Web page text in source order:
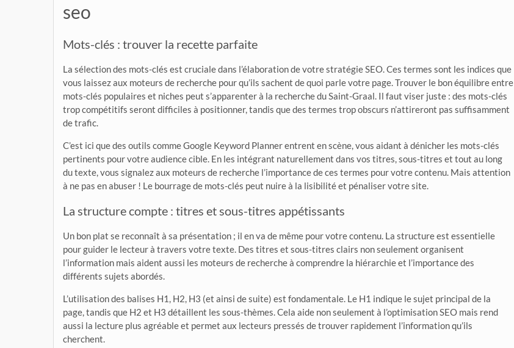
seo
Mots-clés : trouver la recette parfaite
La sélection des mots-clés est cruciale dans l’élaboration de votre stratégie SEO. Ces termes sont les indices que
vous laissez aux moteurs de recherche pour qu’ils sachent de quoi parle votre page. Trouver le bon équilibre entre
mots-clés populaires et niches peut s’apparenter à la recherche du Saint-Graal. Il faut viser juste : des mots-clés
trop compétitifs seront difficiles à positionner, tandis que des termes trop obscurs n’attireront pas suffisamment
de trafic.
C’est ici que des outils comme Google Keyword Planner entrent en scène, vous aidant à dénicher les mots-clés
pertinents pour votre audience cible. En les intégrant naturellement dans vos titres, sous-titres et tout au long
du texte, vous signalez aux moteurs de recherche l’importance de ces termes pour votre contenu. Mais attention
à ne pas en abuser ! Le bourrage de mots-clés peut nuire à la lisibilité et pénaliser votre site.
La structure compte : titres et sous-titres appétissants
Un bon plat se reconnaît à sa présentation ; il en va de même pour votre contenu. La structure est essentielle
pour guider le lecteur à travers votre texte. Des titres et sous-titres clairs non seulement organisent
l’information mais aident aussi les moteurs de recherche à comprendre la hiérarchie et l’importance des
différents sujets abordés.
L’utilisation des balises H1, H2, H3 (et ainsi de suite) est fondamentale. Le H1 indique le sujet principal de la
page, tandis que H2 et H3 détaillent les sous-thèmes. Cela aide non seulement à l’optimisation SEO mais rend
aussi la lecture plus agréable et permet aux lecteurs pressés de trouver rapidement l’information qu’ils
cherchent.